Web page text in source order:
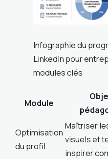
Infographie du
LinkedIn pour
modules clés
Module
Optimisation
du profil
Maîtriser
visuels et
inspirer